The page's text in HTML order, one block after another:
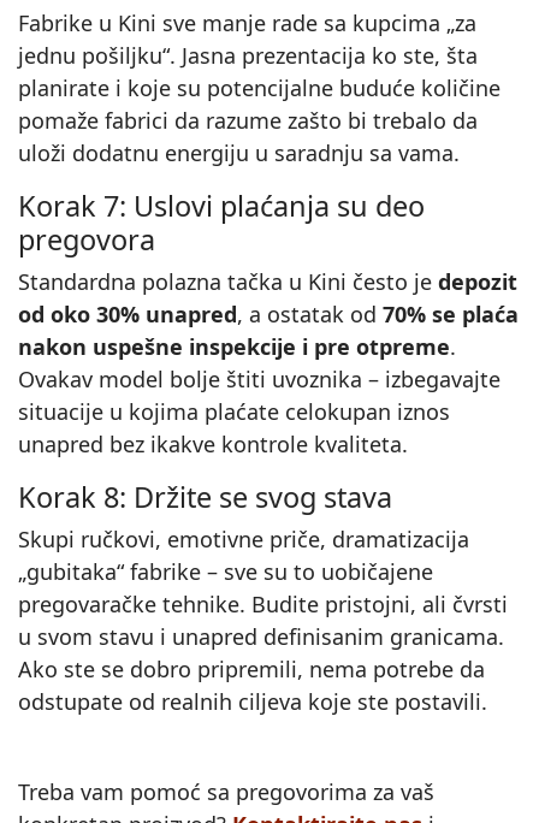
Fabrike u Kini sve manje rade sa kupcima „za
jednu pošiljku“. Jasna prezentacija ko ste, šta
planirate i koje su potencijalne buduće količine
pomaže fabrici da razume zašto bi trebalo da
uloži dodatnu energiju u saradnju sa vama.
Korak 7: Uslovi plaćanja su deo
pregovora
Standardna polazna tačka u Kini često je depozit
od oko 30% unapred, a ostatak od 70% se plaća
nakon uspešne inspekcije i pre otpreme.
Ovakav model bolje štiti uvoznika – izbegavajte
situacije u kojima plaćate celokupan iznos
unapred bez ikakve kontrole kvaliteta.
Korak 8: Držite se svog stava
Skupi ručkovi, emotivne priče, dramatizacija
„gubitaka“ fabrike – sve su to uobičajene
pregovaračke tehnike. Budite pristojni, ali čvrsti
u svom stavu i unapred definisanim granicama.
Ako ste se dobro pripremili, nema potrebe da
odstupate od realnih ciljeva koje ste postavili.
Treba vam pomoć sa pregovorima za vaš